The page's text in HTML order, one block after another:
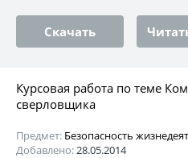
Скачать
Курсовая работа по теме
сверловщика
Предмет: Безопасность
Добавлено:28.05.2014